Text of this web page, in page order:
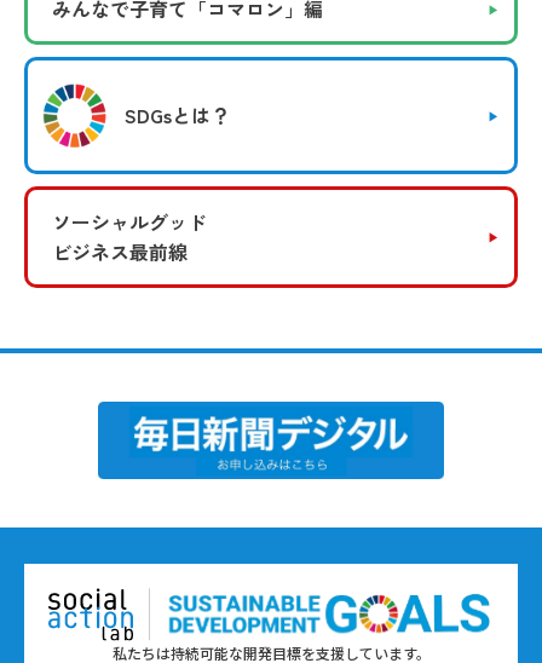
みんなで子育て 「コマロン」編
SDGsとは？
ソーシャルグッド
ビジネス最前線
私たちは持続可能な開発目標を支援しています。